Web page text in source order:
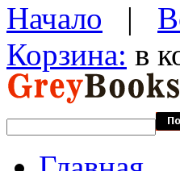
Начало |
Корзина: в